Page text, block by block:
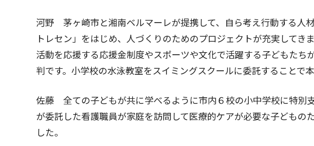
河野 茅ヶ崎市と湘南ベルマーレが提携して、自ら考え行動する人
トレセン」をはじめ、人づくりのためのプロジェクトが充実してき
活動を応援する応援金制度やスポーツや文化で活躍する子どもたち
判です。小学校の水泳教室をスイミングスクールに委託することで
佐藤 全ての子どもが共に学べるように市内６校の小中学校に特別
が委託した看護職員が家庭を訪問して医療的ケアが必要な子どもの
した。